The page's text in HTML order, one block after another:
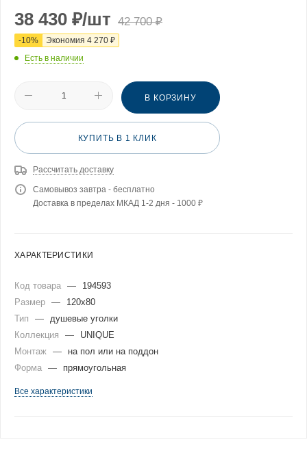
38 430 ₽/шт 42 700₽
-10% Экономия 4 270 ₽
Есть в наличии
В КОРЗИНУ
КУПИТЬ В 1 КЛИК
Рассчитать доставку
Самовывоз завтра - бесплатно
Доставка в пределах МКАД 1-2 дня - 1000 ₽
ХАРАКТЕРИСТИКИ
Код товара —
194593
Размер —
120x80
Тип
—
душевые уголки
Коллекция
—
UNIQUE
Монтаж —
на пол или на поддон
Форма — прямоугольная
Все характеристики